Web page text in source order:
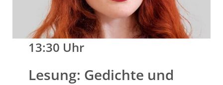
13:30 Uhr
Lesung: Gedichte und